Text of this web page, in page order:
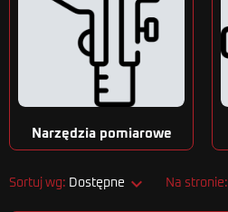
Narzędzia pomiarowe
Sortuj wg: Dostępne  Na stronie: